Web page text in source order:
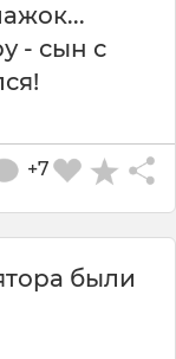
- сын с
+7
были